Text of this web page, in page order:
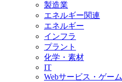
製造業
エネルギー関連
エネルギー
インフラ
プラント
化学・素材
IT
Webサービス・ゲーム